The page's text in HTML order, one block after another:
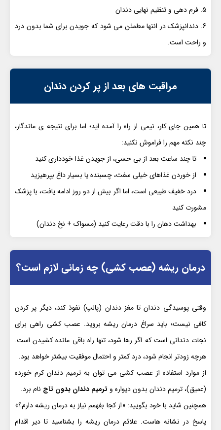
فرم دهی و تنظیم نهایی دندان
دندانپزشک در انتها مطمئن می شود که جویدن برای شما بدون درد
و راحت است.
مراقبت های بعد از پر کردن دندان
تا همین جای کار، نیمی از راه را آمده اید؛ اما برای نتیجه ی ماندگار،
چند نکته مهم را فراموش نکنید:
تا چند ساعت بعد از بی حسی، از جویدن غذا خودداری کنید
از خوردن غذاهای خیلی سفت، چسبنده یا بسیار داغ بپرهیزید
درد خفیف طبیعی است، اما اگر بیش از دو روز ادامه یافت، با پزشک
مشورت کنید
بهداشت دهان را با دقت رعایت کنید (مسواک + نخ دندان)
درمان ریشه (عصب کشی) چه زمانی لازم است؟
وقتی پوسیدگی دندان تا مغز دندان (پالپ) نفوذ کند، دیگر پر کردن
کافی نیست؛ باید سراغ درمان ریشه بروید. عصب کشی راهی برای
نجات دندانی است که اگر رها شود، تنها راه باقی مانده کشیدن است.
هرچه زودتر انجام شود، درد کمتر و احتمال موفقیت بیشتر خواهد بود.
از موارد استفاده از عصب کشی می توان به ترمیم دندان کرم خورده
(عمیق)، ترمیم دندان بدون دیواره و ترمیم دندان بدون تاج نام برد.
همچنین شاید با خود بگویید: «از کجا بفهمم نیاز به درمان ریشه دارم؟»
پاسخ در نشانه هاست. علائم درمان ریشه را بشناسید تا دیر اقدام